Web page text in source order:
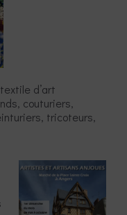
d’art
couturiers,
tricoteurs,